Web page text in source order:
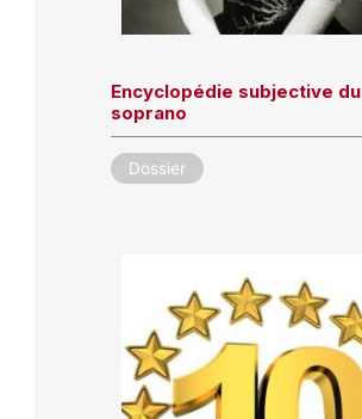
Encyclopédie subjective du
soprano
Dossier